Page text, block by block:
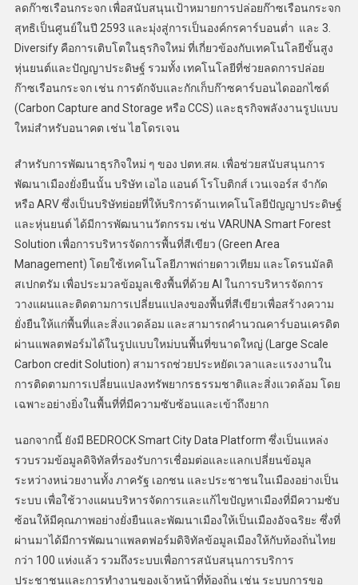
ลดก๊าซเรือนกระจก เพื่อสนับสนุนเป้าหมายการปล่อยก๊าซเรือนกระจก
สุทธิเป็นศูนย์ในปี 2593 และมุ่งสู่การเป็นองค์กรคาร์บอนต่ำ และ 3.
Diversify คือการเติบโตในธุรกิจใหม่ ที่เกี่ยวข้องกับเทคโนโลยีขั้นสูง
หุ่นยนต์และปัญญาประดิษฐ์ รวมทั้ง เทคโนโลยีที่ช่วยลดการปล่อย
ก๊าซเรือนกระจก เช่น การดักจับและกักเก็บก๊าซคาร์บอนไดออกไซด์
(Carbon Capture and Storage หรือ CCS) และธุรกิจพลังงานรูปแบบ
ใหม่สำหรับอนาคต เช่น ไฮโดรเจน
สำหรับการพัฒนาธุรกิจใหม่ ๆ ของ ปตท.สผ. เพื่อช่วยสนับสนุนการ
พัฒนาเมืองยั่งยืนนั้น บริษัท เอไอ แอนด์ โรโบติกส์ เวนเจอร์ส จำกัด
หรือ ARV ซึ่งเป็นบริษัทย่อยที่ให้บริการด้านเทคโนโลยีปัญญาประดิษฐ์
และหุ่นยนต์ ได้มีการพัฒนานวัตกรรม เช่น VARUNA Smart Forest
Solution เพื่อการบริหารจัดการพื้นที่สีเขียว (Green Area
Management) โดยใช้เทคโนโลยีภาพถ่ายดาวเทียม และโดรนมัลติ
สเปกตรัม เพื่อประมวลข้อมูลเชิงพื้นที่ด้วย AI ในการบริหารจัดการ
วางแผนและติดตามการเปลี่ยนแปลงของพื้นที่สีเขียวเพื่อสร้างความ
ยั่งยืนให้แก่พื้นที่และสิ่งแวดล้อม และสามารถคำนวณคาร์บอนเครดิต
ผ่านแพลตฟอร์มได้ในรูปแบบใหม่บนพื้นที่ขนาดใหญ่ (Large Scale
Carbon credit Solution) สามารถช่วยประหยัดเวลาและแรงงานใน
การติดตามการเปลี่ยนแปลงทรัพยากรธรรมชาติและสิ่งแวดล้อม โดย
เฉพาะอย่างยิ่งในพื้นที่ที่มีความซับซ้อนและเข้าถึงยาก
นอกจากนี้ ยังมี BEDROCK Smart City Data Platform ซึ่งเป็นแหล่ง
รวบรวมข้อมูลดิจิทัลที่รองรับการเชื่อมต่อและแลกเปลี่ยนข้อมูล
ระหว่างหน่วยงานทั้ง ภาครัฐ เอกชน และประชาชนในเมืองอย่างเป็น
ระบบ เพื่อใช้วางแผนบริหารจัดการและแก้ไขปัญหาเมืองที่มีความซับ
ซ้อนให้มีคุณภาพอย่างยั่งยืนและพัฒนาเมืองให้เป็นเมืองอัจฉริยะ ซึ่งที่
ผ่านมาได้มีการพัฒนาแพลตฟอร์มดิจิทัลข้อมูลเมืองให้กับท้องถิ่นไทย
กว่า 100 แห่งแล้ว รวมถึงระบบเพื่อการสนับสนุนการบริการ
ประชาชนและการทำงานของเจ้าหน้าที่ท้องถิ่น เช่น ระบบการขอ